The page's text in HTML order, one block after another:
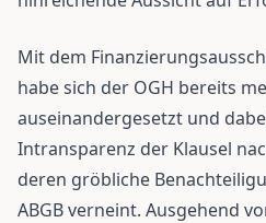
Mit dem
habe sich der OGH bereits
auseinandergesetzt und
Intransparenz der Klausel
deren gröbliche
ABGB verneint. Ausgehend